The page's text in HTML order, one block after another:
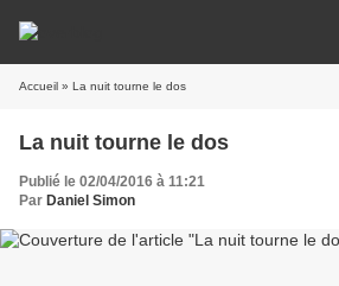
Accueil » La nuit tourne le dos
La nuit tourne le dos
Publié le 02/04/2016 à 11:21
Par Daniel Simon